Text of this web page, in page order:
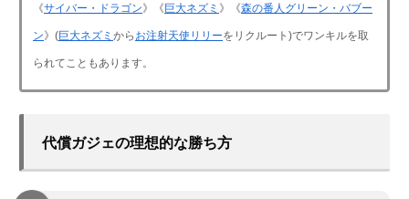
《サイバー・ドラゴン》《巨大ネズミ 》《森の番人グリーン・バブー
ン》(巨大ネズミ から お注射天使リリーをリクルート)でワンキルを取
られてこともあります。
代償ガジェの理想的な勝ち方